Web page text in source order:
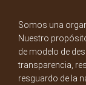
Somos una
Nuestro
de modelo de
transparencia,
resguardo de la